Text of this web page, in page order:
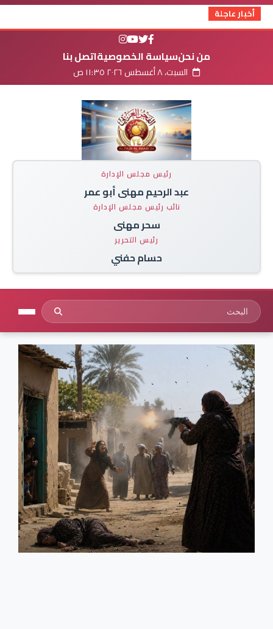
أخبار عاجلة
من نحنسياسة الخصوصيةاتصل بنا
السبت، ٨ أغسطس ٢٠٢٦ ١١:٣٥ ص
رئيس مجلس الإدارة
عبد الرحيم مهنى أبو عمر
نائب رئيس مجلس الإدارة
سحر مهنى
رئيس التحرير
حسام حفني